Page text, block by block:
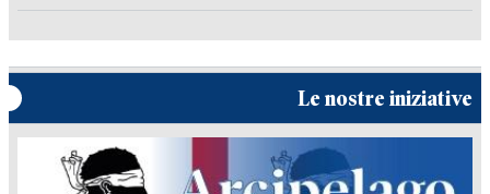
Le nostre iniziative